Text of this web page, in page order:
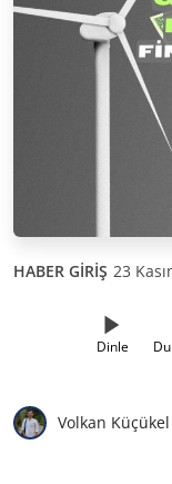
HABER GİRİŞ 23
Dinle
Volkan Küçükel